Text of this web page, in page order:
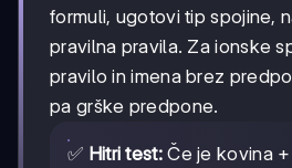
formuli, ugotovi tip spojine,
pravilna pravila. Za ionske
pravilo in imena brez
pa grške predpone.
✅ Hitri test:Če je kovina